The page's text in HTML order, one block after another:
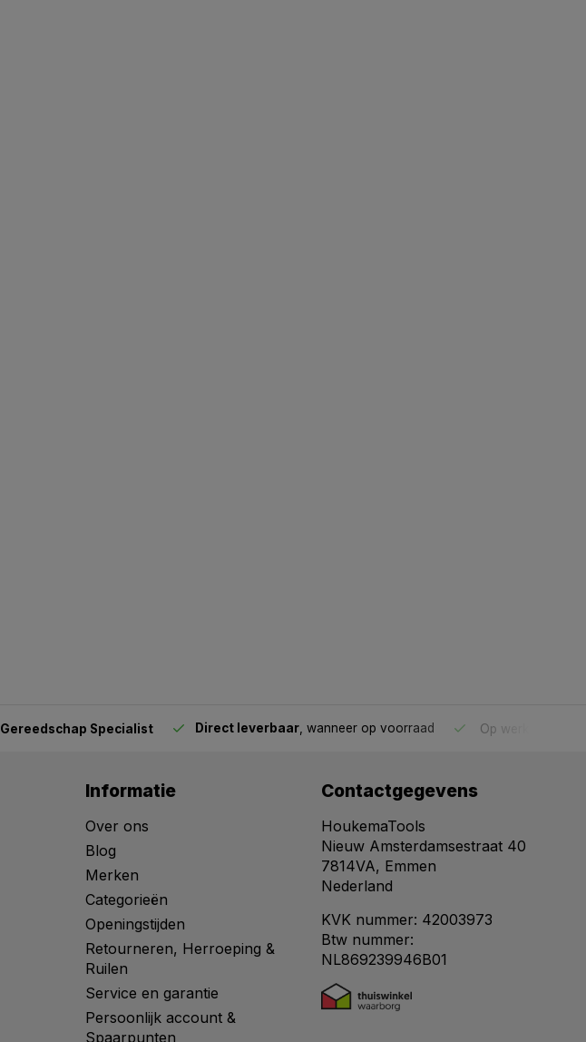
Gereedschap Specialist Direct leverbaar , wanneer op voorraad Op werkdagen
Informatie
Over ons
Blog
Merken
Categorieën
Openingstijden
Retourneren, Herroeping &
Ruilen
Service en garantie
Persoonlijk account &
Spaarpunten
Contactgegevens
HoukemaTools
Nieuw Amsterdamsestraat 40
7814VA, Emmen
Nederland
KVK nummer: 42003973
Btw nummer:
NL869239946B01